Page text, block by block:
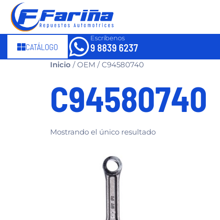
CATÁLOGO
Escríbenos
9 8839 6237
Inicio / OEM / C94580740
C94580740
Mostrando el único resultado